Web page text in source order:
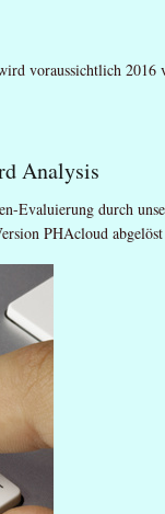
voraussichtlich 2016
Analysis
Evaluierung durch
PHAcloud